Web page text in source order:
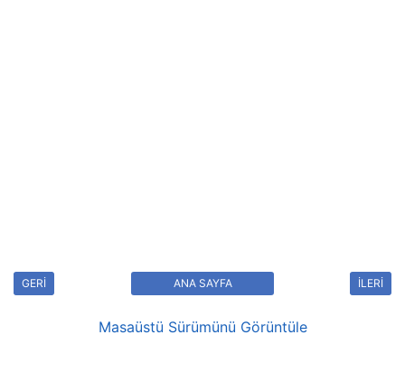
GERİ İLERİ
ANA SAYFA
Masaüstü Sürümünü Görüntüle